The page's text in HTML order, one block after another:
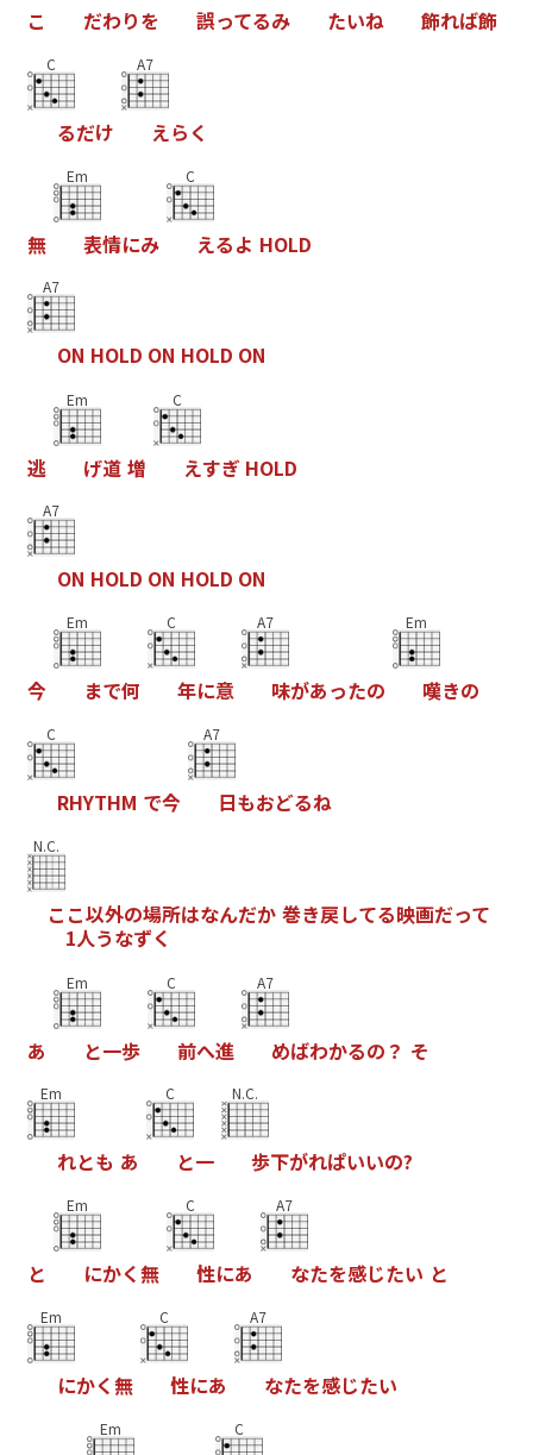
こ だわりを 誤ってるみ たいね 飾れば飾
C
るだけ
A7
えら く
無
Em
表情にみ
C
えるよ HOLD
A7
ON HOLD ON HOLD ON
逃
Em
げ道 増
C
えすぎ HOLD
A7
ON HOLD ON HOLD ON
今
Em
まで何
C
年に意
A7
味があったの
Em
嘆きの
C
RHYTHM で今
A7
日もおどるね
N.C.
こ こ以外の場所はなんだか 巻き戻してる映画だって
1人うなずく
あ
Em
と一歩
C
前へ進
A7
めばわかるの ？ そ
Em
れとも あ
C
と一
N.C.
歩下がれぱいいの?
と
Em
にかく無
C
性にあ
A7
なたを感じたい と
Em
にかく無
C
性にあ
A7
なたを感じたい
Em C